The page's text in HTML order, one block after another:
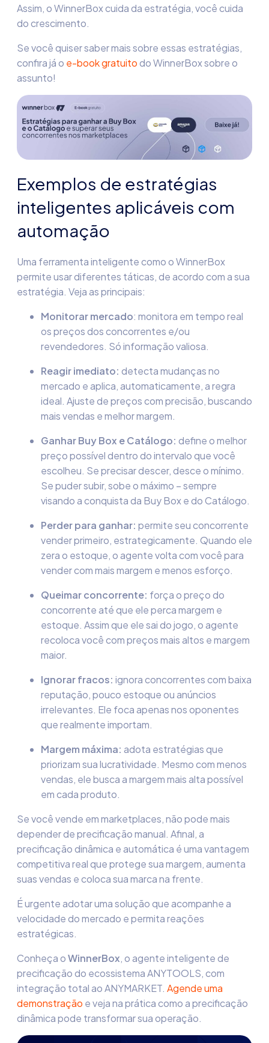
Assim, o WinnerBox cuida da estratégia, você cuida
do crescimento.
Se você quiser saber mais sobre essas estratégias,
confira já o e-book gratuitodo WinnerBox sobre o
assunto!
Exemplos de estratégias
inteligentes aplicáveis com
automação
Uma ferramenta inteligente como o WinnerBox
permite usar diferentes táticas, de acordo com a sua
estratégia. Veja as principais:
Monitorar mercado: monitora em tempo real
os preços dos concorrentes e/ou
revendedores. Só informação valiosa.
Reagir imediato: detecta mudanças no
mercado e aplica, automaticamente, a regra
ideal. Ajuste de preços com precisão, buscando
mais vendas e melhor margem.
Ganhar Buy Box e Catálogo: define o melhor
preço possível dentro do intervalo que você
escolheu. Se precisar descer, desce o mínimo.
Se puder subir, sobe o máximo – sempre
visando a conquista da Buy Box e do Catálogo.
Perder para ganhar: permite seu concorrente
vender primeiro, estrategicamente. Quando ele
zera o estoque, o agente volta com você para
vender com mais margem e menos esforço.
Queimar concorrente: força o preço do
concorrente até que ele perca margem e
estoque. Assim que ele sai do jogo, o agente
recoloca você com preços mais altos e margem
maior.
Ignorar fracos: ignora concorrentes com baixa
reputação, pouco estoque ou anúncios
irrelevantes. Ele foca apenas nos oponentes
que realmente importam.
Margem máxima: adota estratégias que
priorizam sua lucratividade. Mesmo com menos
vendas, ele busca a margem mais alta possível
em cada produto.
Se você vende em marketplaces, não pode mais
depender de precificação manual. Afinal, a
precificação dinâmica e automática é uma vantagem
competitiva real que protege sua margem, aumenta
suas vendas e coloca sua marca na frente.
É urgente adotar uma solução que acompanhe a
velocidade do mercado e permita reações
estratégicas.
Conheça oWinnerBox, o agente inteligente de
precificação do ecossistema ANYTOOLS, com
integração total ao ANYMARKET. Agende uma
demonstração e veja na prática como a precificação
dinâmica pode transformar sua operação.